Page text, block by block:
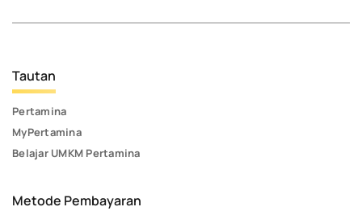
Tautan
Pertamina
MyPertamina
Belajar UMKM Pertamina
Metode Pembayaran